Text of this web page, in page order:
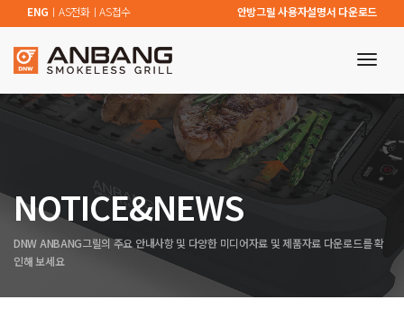
ENG ㅣ AS전화ㅣAS접수 안방그릴 사용자설명서 다운로드
NOTICE&NEWS
DNW ANBANG그릴의 주요 안내사항 및 다양한 미디어자료 및 제품자료 다운로드를 확
인해 보세요